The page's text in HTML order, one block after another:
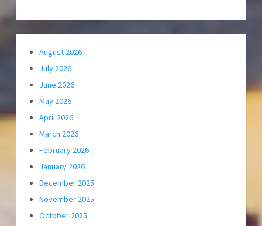
August 2026
July 2026
June 2026
May 2026
April 2026
March 2026
February 2026
January 2026
December 2025
November 2025
October 2025